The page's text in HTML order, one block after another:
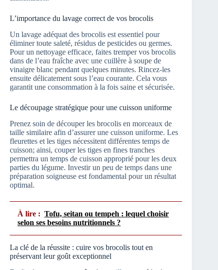
L’importance du lavage correct de vos brocolis
Un lavage adéquat des brocolis est essentiel pour
éliminer toute saleté, résidus de pesticides ou germes.
Pour un nettoyage efficace, faites tremper vos brocolis
dans de l’eau fraîche avec une cuillère à soupe de
vinaigre blanc pendant quelques minutes. Rincez-les
ensuite délicatement sous l’eau courante. Cela vous
garantit une consommation à la fois saine et sécurisée.
Le découpage stratégique pour une cuisson uniforme
Prenez soin de découper les brocolis en morceaux de
taille similaire afin d’assurer une cuisson uniforme. Les
fleurettes et les tiges nécessitent différentes temps de
cuisson; ainsi, couper les tiges en fines tranches
permettra un temps de cuisson approprié pour les deux
parties du légume. Investir un peu de temps dans une
préparation soigneuse est fondamental pour un résultat
optimal.
À lire : Tofu, seitan ou tempeh : lequel choisir
selon ses besoins nutritionnels ?
La clé de la réussite : cuire vos brocolis tout en
préservant leur goût exceptionnel